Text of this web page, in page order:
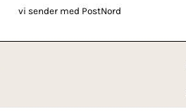
vi sender med PostNord